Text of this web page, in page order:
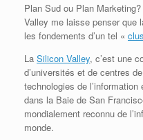
Plan Sud ou Plan
Valley me laisse penser que
les fondements d’un tel «
La Silicon Valley, c’est une
d’universités et de centres
technologies de
dans la Baie de San
mondialement reconnu de
monde.